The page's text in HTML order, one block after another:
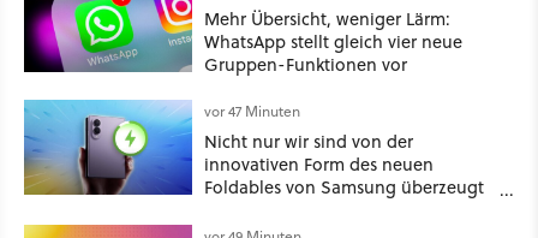
Mehr Übersicht, weniger Lärm:
WhatsApp stellt gleich vier neue
Gruppen-Funktionen vor
vor 47 Minuten
Nicht nur wir sind von der
innovativen Form des neuen
Foldables von Samsung überzeugt
neue Vorbesteller-Rekorde auf